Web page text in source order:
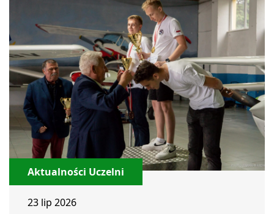
Aktualności Uczelni
23 lip 2026